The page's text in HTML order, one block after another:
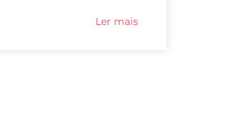
Ler mais